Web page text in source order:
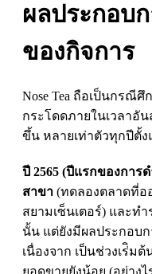
ผลประกอบ
ของกิจการ
Nose Tea ถือเป็นกรณีศึ
กระโดดภายในเวลาอั
ขึ้น หลายเท่าตัวทุกปีตั้ง
ปี 2565 (ปีแรกของการ
สาขา (ทดลองตลาดที่อ
สยามเซ็นเตอร์) และทํ
นั้น แต่ยังมีผลประกอบ
เนื่องจาก เป็นช่วงเร่ิม